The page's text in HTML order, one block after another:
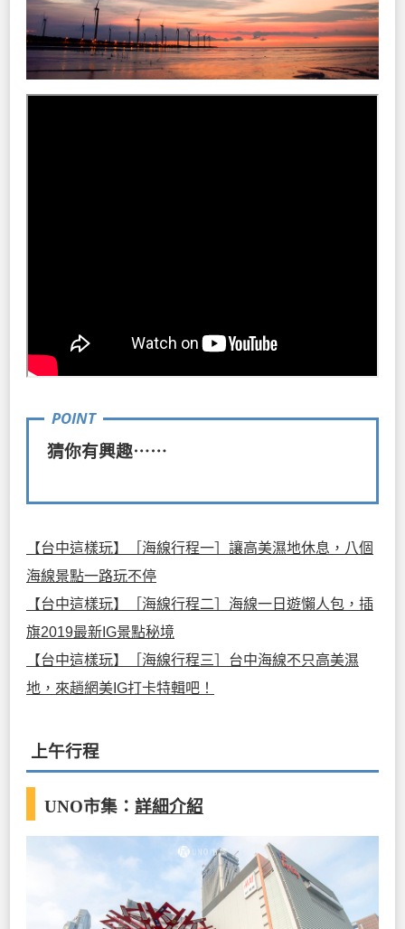
猜你有興趣⋯⋯
【台中這樣玩】［海線行程一］讓高美濕地休息，八個
海線景點一路玩不停
【台中這樣玩】［海線行程二］海線一日遊懶人包，插
旗2019最新IG景點秘境
【台中這樣玩】［海線行程三］台中海線不只高美濕
地，來趟網美IG打卡特輯吧！
上午行程
UNO市集 ： 詳細介紹